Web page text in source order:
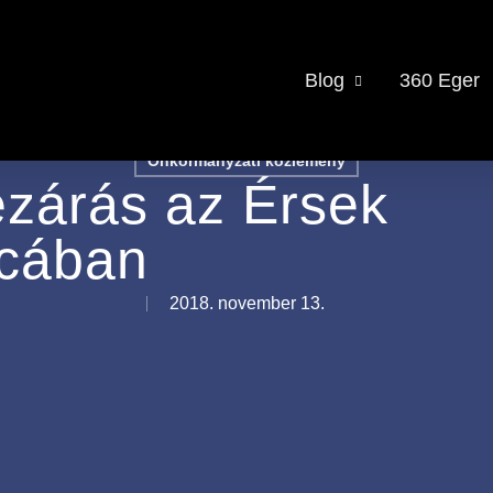
Blog 360 Eger
Önkormányzati közlemény
az Érsek
2018. november 13.